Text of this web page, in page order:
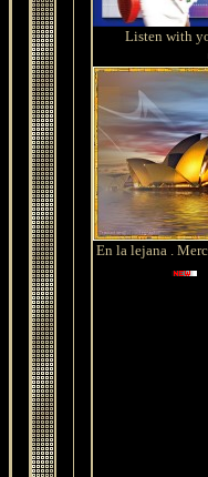
Listen with
En la lejana .